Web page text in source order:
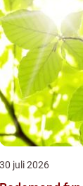
30 juli 2026